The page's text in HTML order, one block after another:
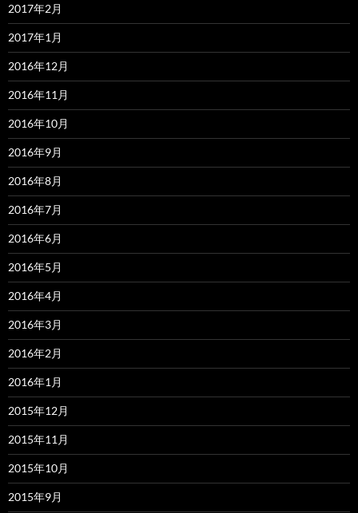
2017年2月
2017年1月
2016年12月
2016年11月
2016年10月
2016年9月
2016年8月
2016年7月
2016年6月
2016年5月
2016年4月
2016年3月
2016年2月
2016年1月
2015年12月
2015年11月
2015年10月
2015年9月